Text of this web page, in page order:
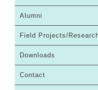
Alumni
Field Projects/
Downloads
Contact